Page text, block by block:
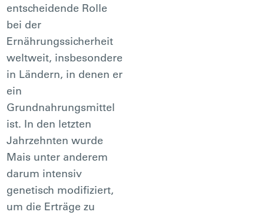
entscheidende Rolle
bei der
Ernährungssicherheit
weltweit, insbesondere
in Ländern, in denen er
ein
Grundnahrungsmittel
ist. In den letzten
Jahrzehnten wurde
Mais unter anderem
darum intensiv
genetisch modifiziert,
um die Erträge zu